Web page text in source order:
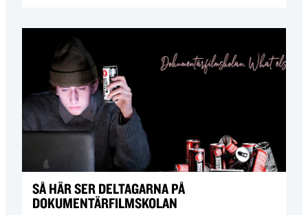
SÅ HÄR SER DELTAGARNA PÅ
DOKUMENTÄRFILMSKOLAN